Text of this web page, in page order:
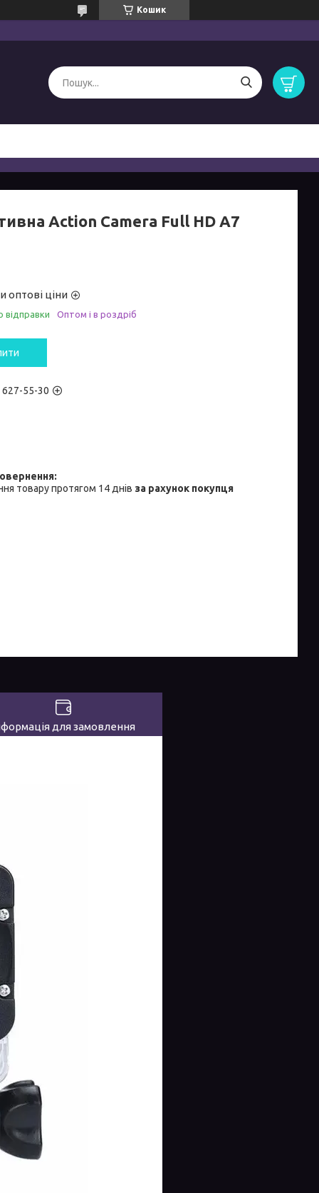
Кошик
Action Camera Full HD A7
оптові ціни
відправки Оптом і в роздріб
627-55-30
товару протягом 14 днів за рахунок покупця
для замовлення